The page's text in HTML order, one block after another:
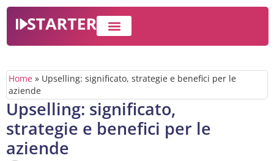
Home » Upselling: significato, strategie e benefici per le
aziende
Upselling: significato,
strategie e benefici per le
aziende